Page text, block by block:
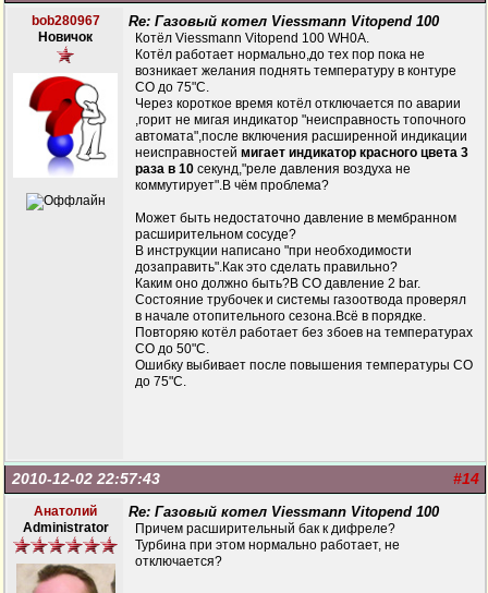
bob280967
Новичок
Re: Газовый котел Viessmann Vitopend 100
Котёл Viessmann Vitopend 100 WH0А.
Котёл работает нормально,до тех пор пока не
возникает желания поднять температуру в контуре
СО до 75"С.
Через короткое время котёл отключается по аварии
,горит не мигая индикатор "неисправность топочного
автомата",после включения расширенной индикации
неисправностей мигает индикатор красного цвета 3
раза в 10 секунд,"реле давления воздуха не
коммутирует".В чём проблема?
Может быть недостаточно давление в мембранном
расширительном сосуде?
В инструкции написано "при необходимости
дозаправить".Как это сделать правильно?
Каким оно должно быть?В СО давление 2 bar.
Состояние трубочек и системы газоотвода проверял
в начале отопительного сезона.Всё в порядке.
Повторяю котёл работает без збоев на температурах
СО до 50"С.
Ошибку выбивает после повышения температуры СО
до 75"С.
#14
2010-12-02 22:57:43
Анатолий
Administrator
Re: Газовый котел Viessmann Vitopend 100
Причем расширительный бак к дифреле?
Турбина при этом нормально работает, не
отключается?